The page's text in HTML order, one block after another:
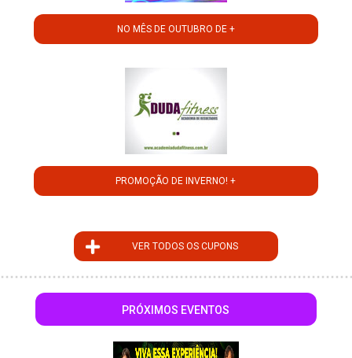
NO MÊS DE OUTUBRO DE +
PROMOÇÃO DE INVERNO! +
VER TODOS OS CUPONS
PRÓXIMOS EVENTOS